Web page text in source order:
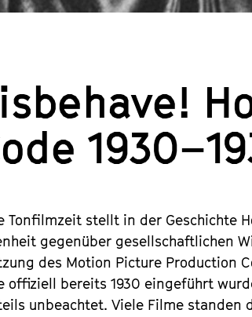
Tonfilmzeit stellt in der Geschichte
gegenüber gesellschaftlichen
des Motion Picture Production
offiziell bereits 1930 eingeführt
unbeachtet. Viele Filme standen